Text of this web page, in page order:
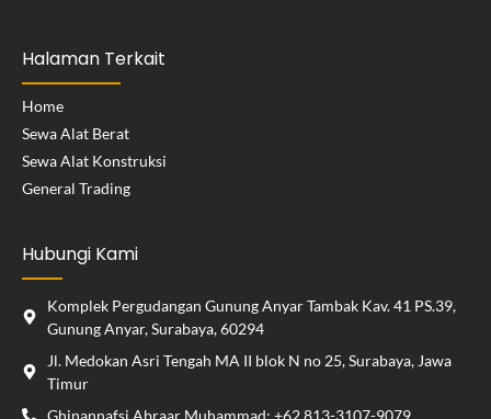
Halaman Terkait
Home
Sewa Alat Berat
Sewa Alat Konstruksi
General Trading
Hubungi Kami
Komplek Pergudangan Gunung Anyar Tambak Kav. 41 PS.39,
Gunung Anyar, Surabaya, 60294
Jl. Medokan Asri Tengah MA II blok N no 25, Surabaya, Jawa
Timur